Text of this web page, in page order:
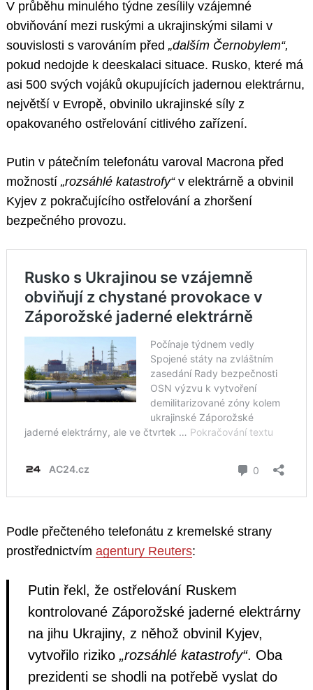
V průběhu minulého týdne zesílily vzájemné
obviňování mezi ruskými a ukrajinskými silami v
souvislosti s varováním před „dalším Černobylem“,
pokud nedojde k deeskalaci situace. Rusko, které má
asi 500 svých vojáků okupujících jadernou elektrárnu,
největší v Evropě, obvinilo ukrajinské síly z
opakovaného ostřelování citlivého zařízení.
Putin v pátečním telefonátu varoval Macrona před
možností „rozsáhlé katastrofy“v elektrárně a obvinil
Kyjev z pokračujícího ostřelování a zhoršení
bezpečného provozu.
Podle přečteného telefonátu z kremelské strany
prostřednictvím agentury Reuters:
Putin řekl, že ostřelování Ruskem
kontrolované Záporožské jaderné elektrárny
na jihu Ukrajiny, z něhož obvinil Kyjev,
vytvořilo riziko „rozsáhlé katastrofy“. Oba
prezidenti se shodli na potřebě vyslat do